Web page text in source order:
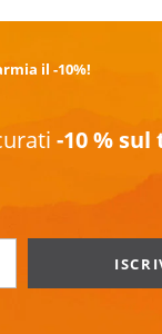
il -10%!
-10 % sul